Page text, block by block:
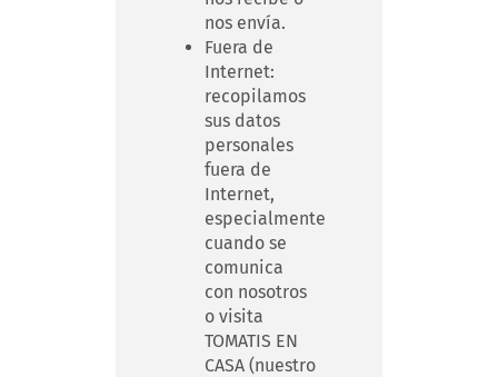
nos envía.
Fuera de
Internet:
recopilamos
sus datos
personales
fuera de
Internet,
especialmente
cuando se
comunica
con nosotros
o visita
TOMATIS EN
CASA (nuestro